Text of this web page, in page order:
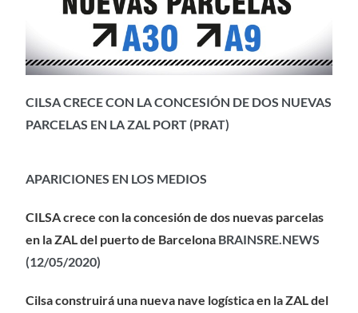
CILSA CRECE CON LA CONCESIÓN DE DOS NUEVAS
PARCELAS EN LA ZAL PORT (PRAT)
APARICIONES EN LOS MEDIOS
CILSA crece con la concesión de dos nuevas parcelas
en la ZAL del puerto de Barcelona BRAINSRE.NEWS
(12/05/2020)
Cilsa construirá una nueva nave logística en la ZAL del